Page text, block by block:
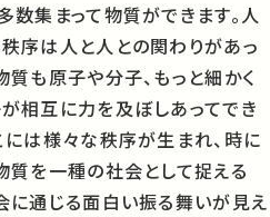
数集まって物質ができます。人
序は人と人との関わりがあっ
質も原子や分子、もっと細かく
相互に力を及ぼしあってでき
には様々な秩序が生まれ、時に
質を一種の社会として捉える
に通じる面白い振る舞いが見え